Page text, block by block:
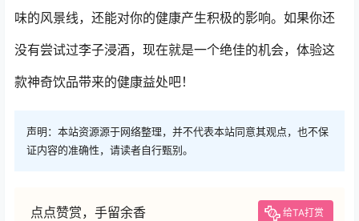
味的风景线，还能对你的健康产生积极的影响。如果你还
没有尝试过李子浸酒，现在就是一个绝佳的机会，体验这
款神奇饮品带来的健康益处吧！
声明：本站资源源于网络整理，并不代表本站同意其观点，也不保
证内容的准确性，请读者自行甄别。
点点赞赏，手留余香 给TA打赏